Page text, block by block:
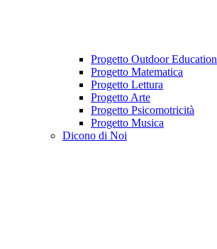
Progetto Outdoor Education
Progetto Matematica
Progetto Lettura
Progetto Arte
Progetto Psicomotricità
Progetto Musica
Dicono di Noi